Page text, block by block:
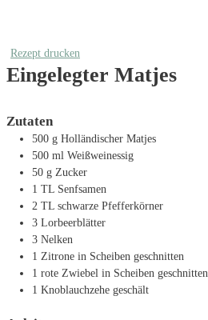
Rezept drucken
Eingelegter Matjes
Zutaten
500 g Holländischer Matjes
500 ml Weißweinessig
50 g Zucker
1 TL Senfsamen
2 TL schwarze Pfefferkörner
3 Lorbeerblätter
3 Nelken
1 Zitrone in Scheiben geschnitten
1 rote Zwiebel in Scheiben geschnitten
1 Knoblauchzehe geschält